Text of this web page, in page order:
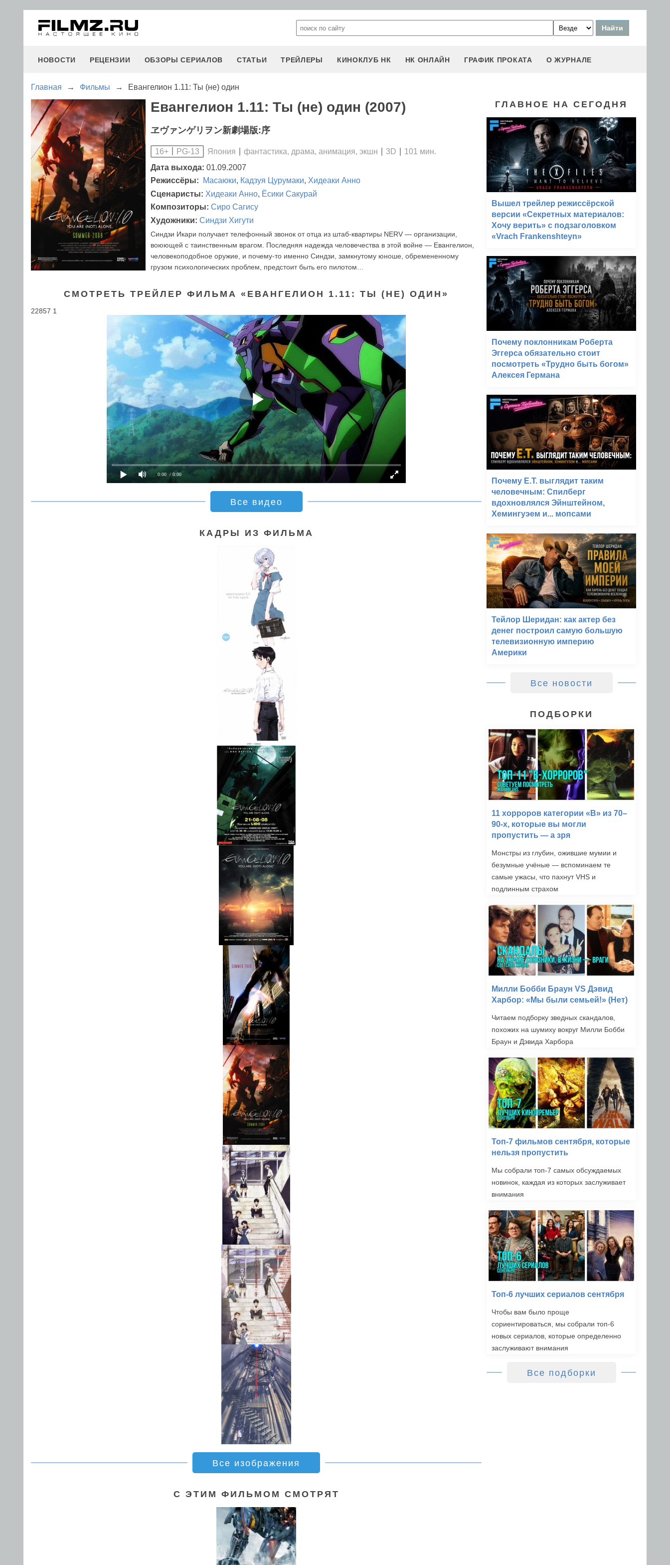
НОВОСТИ РЕЦЕНЗИИ ОБЗОРЫ СЕРИАЛОВ СТАТЬИ ТРЕЙЛЕРЫ КИНОКЛУБ НК НК ОНЛАЙН ГРАФИК ПРОКАТА О ЖУРНАЛЕ
Главная → Фильмы → Евангелион 1.11: Ты (не) один
Евангелион 1.11: Ты (не) один (2007)
ヱヴァンゲリヲン新劇場版:序
16+ PG-13 Япония фантастика, драма, анимация, экшн 3D
101 мин.
Дата выхода: 01.09.2007
Режиссёры:
Масаюки, Кадзуя Цурумаки, Хидеаки Анно
Сценаристы: Хидеаки Анно, Ёсики Сакурай
Композиторы: Сиро Сагису
Художники: Синдзи Хигути
Cиндзи Икари получает телефонный звонок от отца из штаб-квартиры NERV — организации,
воюющей с таинственным врагом. Последняя надежда человечества в этой войне — Евангелион,
человекоподобное оружие, и почему-то именно Синдзи, замкнутому юноше, обремененному
грузом психологических проблем, предстоит быть его пилотом…
СМОТРЕТЬ ТРЕЙЛЕР ФИЛЬМА «ЕВАНГЕЛИОН 1.11: ТЫ (НЕ) ОДИН»
22857 1
0:00 / 0:00
Все видео
КАДРЫ ИЗ ФИЛЬМА
Все изображения
С ЭТИМ ФИЛЬМОМ СМОТРЯТ
ГЛАВНОЕ НА СЕГОДНЯ
Вышел трейлер режиссёрской
версии «Секретных материалов:
Хочу верить» с подзаголовком
«Vrach Frankenshteyn»
Почему поклонникам Роберта
Эггерса обязательно стоит
посмотреть «Трудно быть богом»
Алексея Германа
Почему E.T. выглядит таким
человечным: Спилберг
вдохновлялся Эйнштейном,
Хемингуэем и... мопсами
Тейлор Шеридан: как актер без
денег построил самую большую
телевизионную империю
Америки
Все новости
ПОДБОРКИ
11 хорроров категории «B» из 70–
90-х, которые вы могли
пропустить — а зря
Монстры из глубин, ожившие мумии и
безумные учёные — вспоминаем те
самые ужасы, что пахнут VHS и
подлинным страхом
Милли Бобби Браун VS Дэвид
Харбор: «Мы были семьей!» (Нет)
Читаем подборку зведных скандалов,
похожих на шумиху вокруг Милли Бобби
Браун и Дэвида Харбора
Топ-7 фильмов сентября, которые
нельзя пропустить
Мы собрали топ-7 самых обсуждаемых
новинок, каждая из которых заслуживает
внимания
Топ-6 лучших сериалов сентября
Чтобы вам было проще
сориентироваться, мы собрали топ-6
новых сериалов, которые определенно
заслуживают внимания
Все подборки